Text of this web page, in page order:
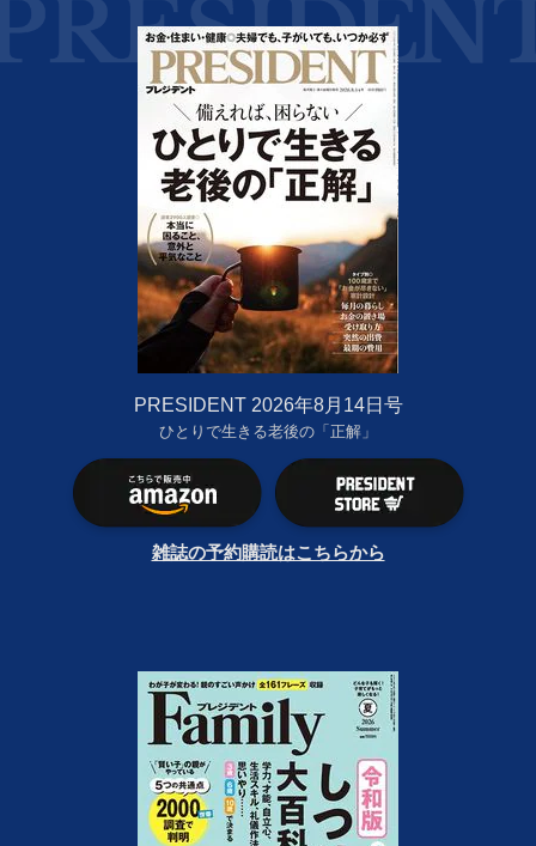
PRESIDENT 2026年8月14日号
ひとりで生きる老後の「正解」
雑誌の予約購読はこちらから